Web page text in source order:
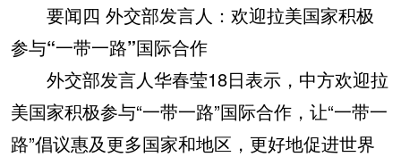
要闻四 外交部发言人：欢迎拉美国家积极
参与“一带一路”国际合作
外交部发言人华春莹18日表示，中方欢迎拉
美国家积极参与“一带一路”国际合作，让“一带一
路”倡议惠及更多国家和地区，更好地促进世界